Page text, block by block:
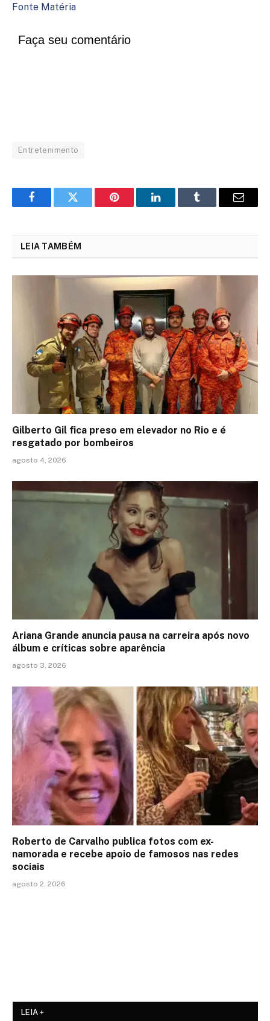
Fonte Matéria
Faça seu comentário
Entretenimento
FacebookTwitter Pinterest LinkedInTumblr Email
LEIA TAMBÉM
Gilberto Gil fica preso em elevador no Rio e é
resgatado por bombeiros
agosto 4, 2026
Ariana Grande anuncia pausa na carreira após novo
álbum e críticas sobre aparência
agosto 3, 2026
Roberto de Carvalho publica fotos com ex-
namorada e recebe apoio de famosos nas redes
sociais
agosto 2, 2026
LEIA +